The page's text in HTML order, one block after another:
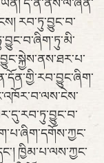
དེ་ནི་ནས་ལ་ཞེན་
རབ་ཏུ་བྱུང་བ་
ཁྱིམ་པ་ལས་ཀྱང་